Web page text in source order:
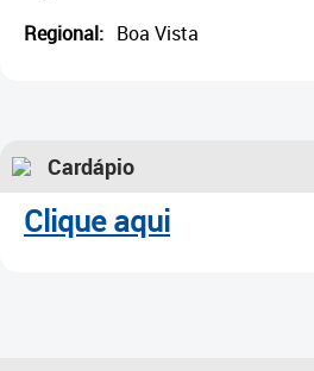
Regional: Boa Vista
Cardápio
Clique aqui